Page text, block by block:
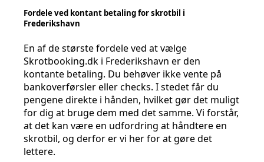
Fordele ved kontant betaling for skrotbil i
Frederikshavn
En af de største fordele ved at vælge
Skrotbooking.dk i Frederikshavn er den
kontante betaling. Du behøver ikke vente på
bankoverførsler eller checks. I stedet får du
pengene direkte i hånden, hvilket gør det muligt
for dig at bruge dem med det samme. Vi forstår,
at det kan være en udfordring at håndtere en
skrotbil, og derfor er vi her for at gøre det
lettere.